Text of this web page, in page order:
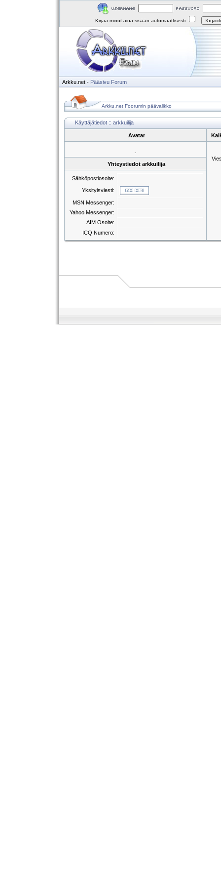
Kirjaa minut aina sisään automaattisesti
Arkku.net - Pääsivu Forum
Arkku.net Foorumin päävalikko
Käyttäjätiedot :: arkkuilija
Avatar
-
Yhteystiedot arkkuilija
Sähköpostiosoite:
Yksityisviesti:
MSN Messenger:
Yahoo Messenger:
AIM Osoite:
ICQ Numero: